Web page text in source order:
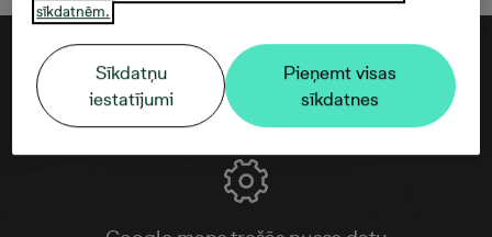
sīkdatnēm.
Sīkdatņu
iestatījumi
Pieņemt visas
sīkdatnes